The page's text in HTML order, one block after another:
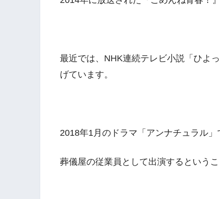
最近では、NHK連続テレビ小説「ひよ
げています。
2018年1月のドラマ「アンナチュラル」
葬儀屋の従業員として出演するという